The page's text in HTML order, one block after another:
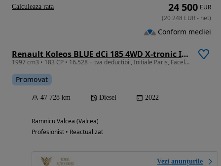
Renault Koleos BLUE dCi 185 4WD X-tronic INITIALE PARIS
1997 cm3 • 183 CP • 16.528 + tva deductibil, Initiale Paris, Facelift, Awd 4x4 , Panoramic
Promovat
47 728 km Diesel 2022
Ramnicu Valcea (Valcea)
Profesionist • Reactualizat
Vezi anunțurile
24 500 EUR
(20 248 EUR- net)
Conform mediei
Calculeaza rata